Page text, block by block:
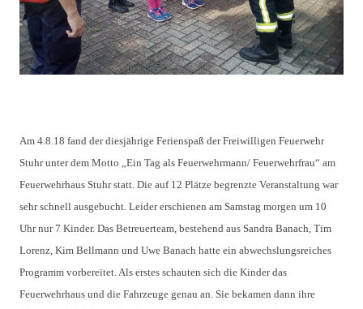
Am 4.8.18 fand der diesjährige Ferienspaß der Freiwilligen Feuerwehr
Stuhr unter dem Motto „Ein Tag als Feuerwehrmann/ Feuerwehrfrau“ am
Feuerwehrhaus Stuhr statt. Die auf 12 Plätze begrenzte Veranstaltung war
sehr schnell ausgebucht. Leider erschienen am Samstag morgen um 10
Uhr nur 7 Kinder. Das Betreuerteam, bestehend aus Sandra Banach, Tim
Lorenz, Kim Bellmann und Uwe Banach hatte ein abwechslungsreiches
Programm vorbereitet. Als erstes schauten sich die Kinder das
Feuerwehrhaus und die Fahrzeuge genau an. Sie bekamen dann ihre